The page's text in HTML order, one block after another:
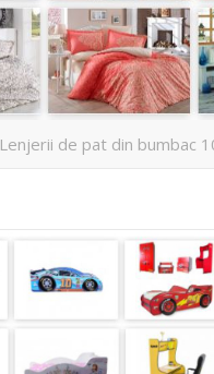
Lenjerii de pat din bumbac